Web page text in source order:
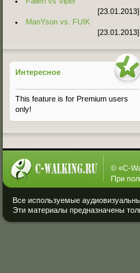
[23.01.2013]
ManYson vs. FUIK
[23.01.2013]
Интересное
This feature is for Premium users
only!
© «C-
При
Все используемые
Эти материалы предназначены